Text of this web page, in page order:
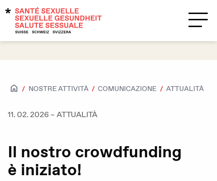
Accesso per tutte e tutti
Caratteristiche biologiche sessuali e
identità di genere
NOSTRE ATTIVITÀ COMUNICAZIONE ATTUALITÀ
11. 02. 2026 –ATTUALITÀ
Il nostro crowdfunding
è iniziato!